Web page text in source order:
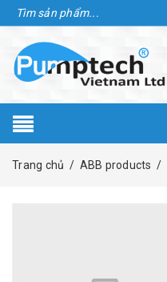
Trang chủ / ABB products /